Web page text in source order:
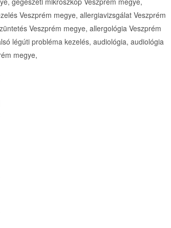
Veszprém megye, allergiavizsgálat Veszprém
Veszprém megye, allergológia Veszprém
légúti probléma kezelés, audiológia, audiológia
megye,